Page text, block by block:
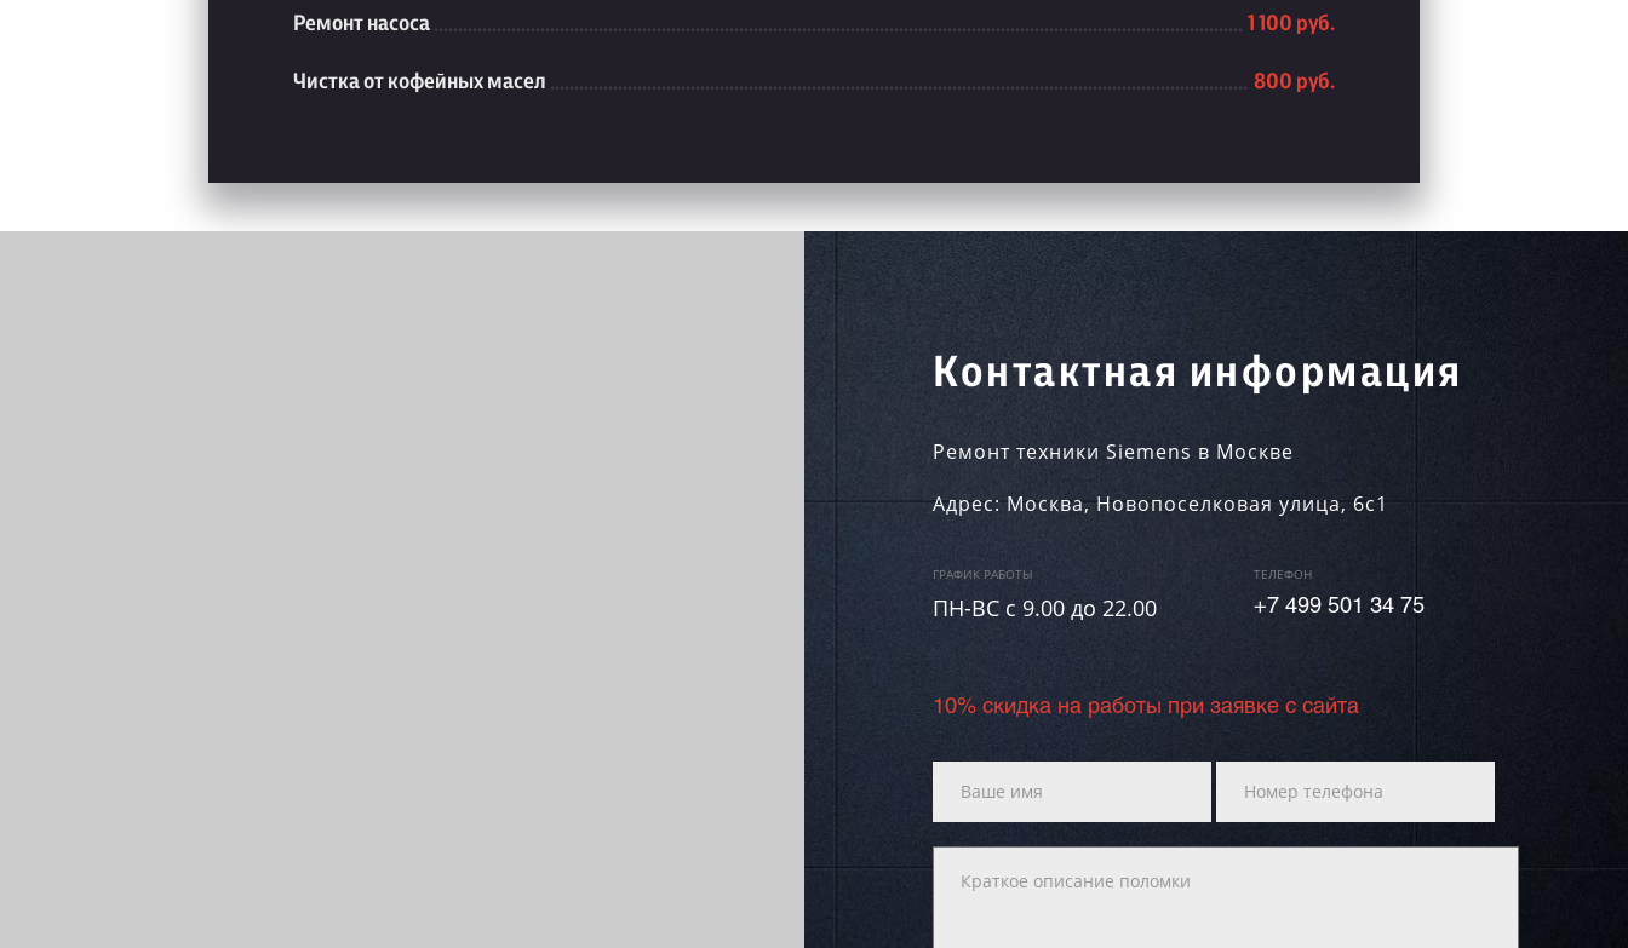
Ремонт насоса 1 100 руб.
Чистка от кофейных масел 800 руб.
Контактная информация
Ремонт техники Siemens в Москве
Адрес:Москва,Новопоселковая улица, 6с1
ГРАФИК РАБОТЫ
ПН-ВC c 9.00 до 22.00
ТЕЛЕФОН
+7 499 501 34 75
10% скидка на работы при заявке с сайта